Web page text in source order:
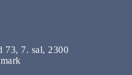
73, 7. sal, 2300